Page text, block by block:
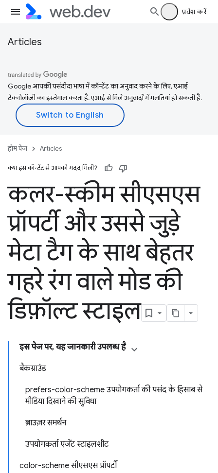
प्रवेश करें
Articles
Google आपकी पसंदीदा भाषा में कॉन्टेंट का अनुवाद करने के लिए, एआई
टेक्नोलॉजी का इस्तेमाल करता है. एआई से मिले अनुवादों में गलतियां हो सकती हैं.
होम पेज Articles
क्या इस कॉन्टेंट से आपको मदद मिली?
कलर-स्कीम सीएसएस
प्रॉपर्टी और उससे जुड़े
मेटा टैग के साथ बेहतर
गहरे रंग वाले मोड की
डिफ़ॉल्ट स्टाइल
इस पेज पर, यह जानकारी उपलब्ध है
बैकग्राउंड
prefers-color-scheme उपयोगकर्ता की पसंद के हिसाब से
मीडिया दिखाने की सुविधा
ब्राउज़र समर्थन
उपयोगकर्ता एजेंट स्टाइलशीट
color-scheme सीएसएस प्रॉपर्टी